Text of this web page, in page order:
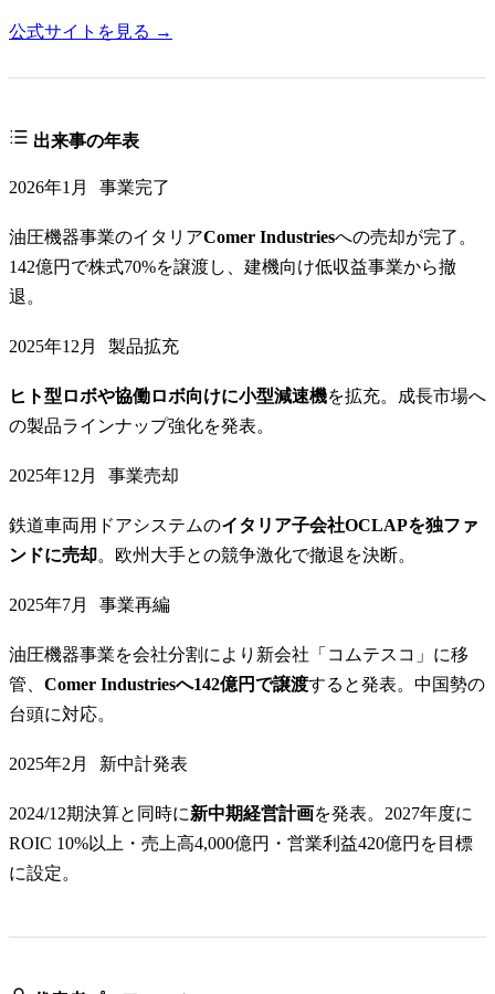
公式サイトを見る →
出来事の年表
2026年1月 事業完了
油圧機器事業のイタリアComer Industriesへの売却が完了。
142億円で株式70%を譲渡し、建機向け低収益事業から撤
退。
2025年12月 製品拡充
ヒト型ロボや協働ロボ向けに小型減速機を拡充。成長市場へ
の製品ラインナップ強化を発表。
2025年12月 事業売却
鉄道車両用ドアシステムのイタリア子会社OCLAPを独ファ
ンドに売却。欧州大手との競争激化で撤退を決断。
2025年7月 事業再編
油圧機器事業を会社分割により新会社「コムテスコ」に移
管、 Comer Industriesへ142億円で譲渡すると発表。中国勢の
台頭に対応。
2025年2月 新中計発表
2024/12期決算と同時に新中期経営計画を発表。2027年度に
ROIC 10%以上・売上高4,000億円・営業利益420億円を目標
に設定。